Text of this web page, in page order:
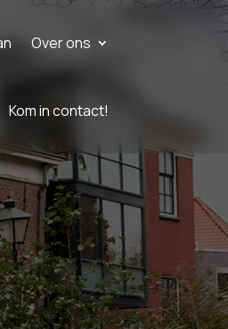
Over ons
Kom in contact!